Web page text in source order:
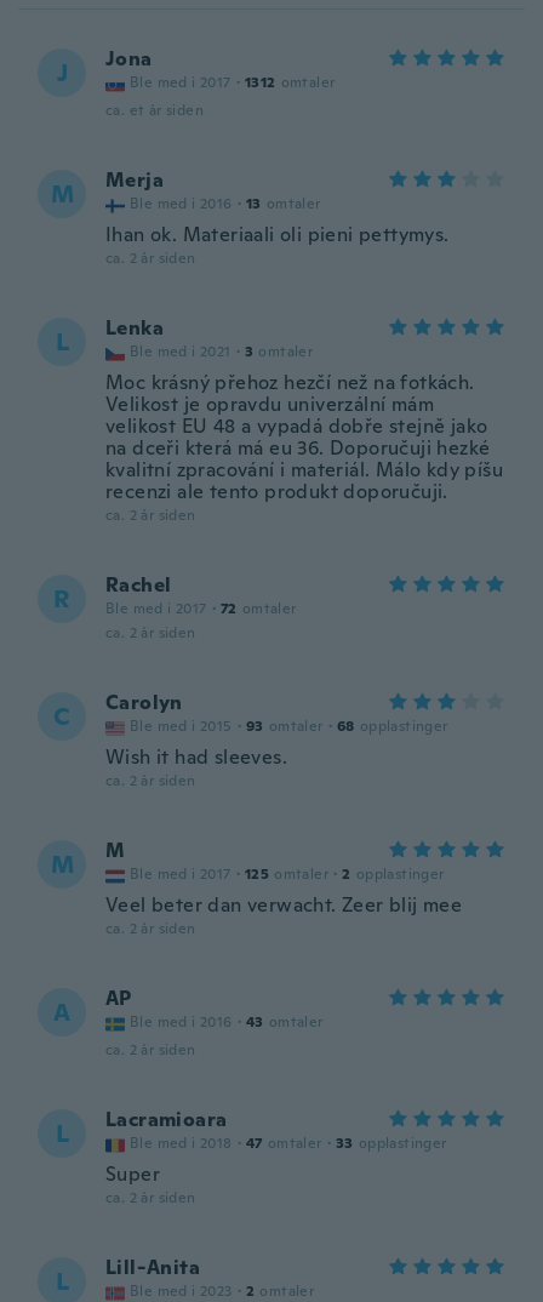
J Jona
Ble med i 2017 · 1312 omtaler
ca. et år siden
M Merja
Ble med i 2016 · 13 omtaler
Ihan ok. Materiaali oli pieni pettymys.
ca. 2 år siden
L Lenka
Ble med i 2021 · 3 omtaler
Moc krásný přehoz hezčí než na fotkách.
Velikost je opravdu univerzální mám
velikost EU 48 a vypadá dobře stejně jako
na dceři která má eu 36. Doporučuji hezké
kvalitní zpracování i materiál. Málo kdy píšu
recenzi ale tento produkt doporučuji.
ca. 2 år siden
R Rachel
Ble med i 2017 · 72 omtaler
ca. 2 år siden
C Carolyn
Ble med i 2015 · 93 omtaler · 68 opplastinger
Wish it had sleeves.
ca. 2 år siden
M M
Ble med i 2017 · 125 omtaler · 2 opplastinger
Veel beter dan verwacht. Zeer blij mee
ca. 2 år siden
A AP
Ble med i 2016 · 43 omtaler
ca. 2 år siden
L Lacramioara
Ble med i 2018 · 47 omtaler · 33 opplastinger
Super
ca. 2 år siden
L Lill-Anita
Ble med i 2023 · 2 omtaler